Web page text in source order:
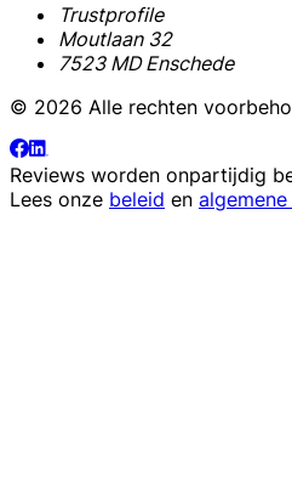
Trustprofile
Moutlaan 32
7523 MD Enschede
© 2026 Alle rechten
Reviews worden onpartijdig
Lees onze beleid en